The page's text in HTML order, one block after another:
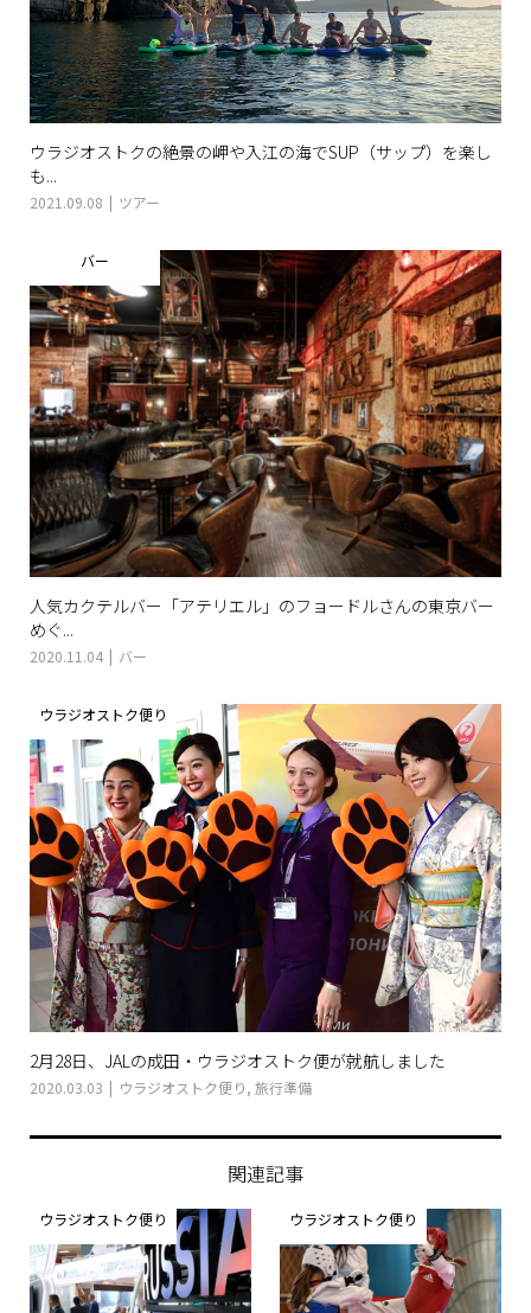
ウラジオストクの絶景の岬や入江の海でSUP（サップ）を楽し
も...
2021.09.08 ツアー
バー
人気カクテルバー「アテリエル」のフョードルさんの東京バー
めぐ...
2020.11.04 バー
ウラジオストク便り
2月28日、JALの成田・ウラジオストク便が就航しました
2020.03.03 ウラジオストク便り, 旅行準備
関連記事
ウラジオストク便り ウラジオストク便り